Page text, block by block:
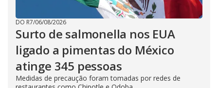
DO R7/06/08/2026
Surto de salmonella nos EUA
ligado a pimentas do México
atinge 345 pessoas
Medidas de precaução foram tomadas por redes de